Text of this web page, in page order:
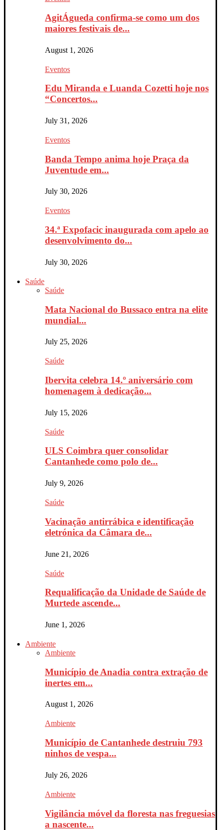
AgitÁgueda confirma-se como um dos
maiores festivais de...
August 1, 2026
Eventos
Edu Miranda e Luanda Cozetti hoje nos
“Concertos...
July 31, 2026
Eventos
Banda Tempo anima hoje Praça da
Juventude em...
July 30, 2026
Eventos
34.ª Expofacic inaugurada com apelo ao
desenvolvimento do...
July 30, 2026
Saúde
Saúde
Mata Nacional do Bussaco entra na elite
mundial...
July 25, 2026
Saúde
Ibervita celebra 14.º aniversário com
homenagem à dedicação...
July 15, 2026
Saúde
ULS Coimbra quer consolidar
Cantanhede como polo de...
July 9, 2026
Saúde
Vacinação antirrábica e identificação
eletrónica da Câmara de...
June 21, 2026
Saúde
Requalificação da Unidade de Saúde de
Murtede ascende...
June 1, 2026
Ambiente
Ambiente
Município de Anadia contra extração de
inertes em...
August 1, 2026
Ambiente
Município de Cantanhede destruiu 793
ninhos de vespa...
July 26, 2026
Ambiente
Vigilância móvel da floresta nas freguesias
a nascente...